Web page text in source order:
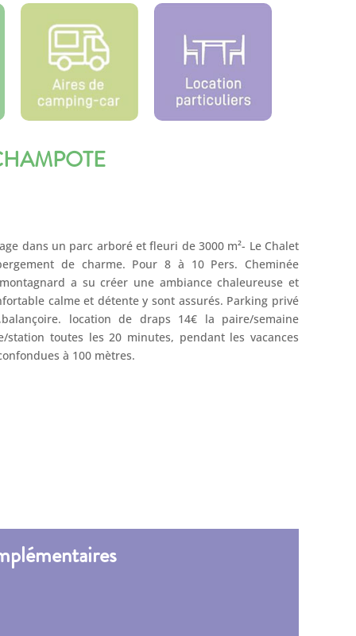
dans un parc arboré et fleuri de 3000 m²- Le Chalet
de charme. Pour 8 à 10 Pers. Cheminée
a su créer une ambiance chaleureuse et
calme et détente y sont assurés. Parking privé
location de draps 14€ la paire/semaine
station toutes les 20 minutes, pendant les vacances
à 100 mètres.